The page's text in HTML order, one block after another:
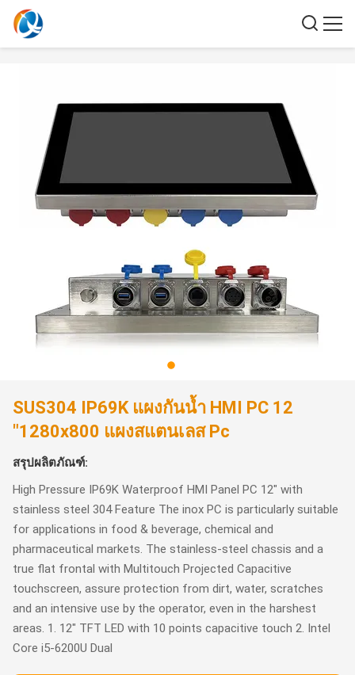
SUS304 IP69K แผงกันน้ำ HMI PC 12
"1280x800 แผงสแตนเลส Pc
สรุปผลิตภัณฑ์:
High Pressure IP69K Waterproof HMI Panel PC 12" with
stainless steel 304 Feature The inox PC is particularly suitable
for applications in food & beverage, chemical and
pharmaceutical markets. The stainless-steel chassis and a
true flat frontal with Multitouch Projected Capacitive
touchscreen, assure protection from dirt, water, scratches
and an intensive use by the operator, even in the harshest
areas. 1. 12" TFT LED with 10 points capacitive touch 2. Intel
Core i5-6200U Dual